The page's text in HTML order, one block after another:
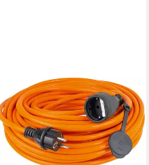
AS - SCHWABE
Verlängerungsleitung
Baustelle Panzer Kabel
Verlängerungskabel, Typ F
(Schuko), Typ F (Schuko)